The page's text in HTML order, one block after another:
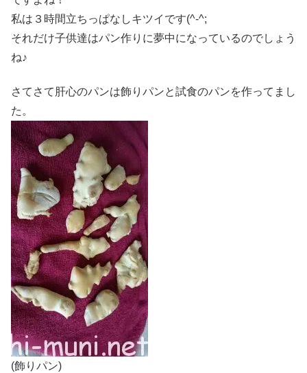
私は３時間立ちっぱなしキツイです(^-^;
それだけ子供達はパン作りに夢中になっているのでしょう
ね♪
さてさて肝心のパンは飾りパンと試食のパンを作ってまし
た。
(飾りパン)